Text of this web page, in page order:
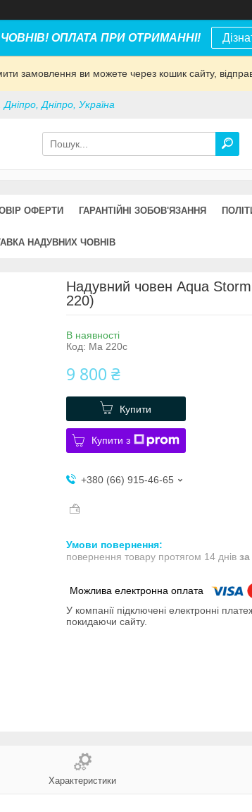
ОПЛАТА ПРИ ОТРИМАННІ!
замовлення ви можете через кошик сайту,
Дніпро, Дніпро, Україна
ОФЕРТИ ГАРАНТІЙНІ ЗОБОВ'ЯЗАННЯ
НАДУВНИХ ЧОВНІВ
Надувний човен Aqua
220)
В наявності
Код: Ma 220c
9 800 ₴
Купити
Купити з
+380 (66) 915-46-65
повернення товару протягом 14 днів
У компанії підключені електронні
покидаючи сайту.
Характеристики